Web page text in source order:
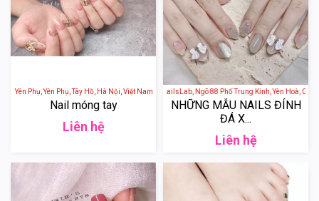
Phố Yên Phụ, Yên Phụ, Tây Hồ, Hà Nội, Việt Nam
Nail móng tay
Liên hệ
Diory NailsLab - Diory NailsLab, Ngõ 88 Phố Trung Kính, Yên Hoà, Cầu
NHỮNG MẪU NAILS ĐÍNH
ĐÁ X...
Liên hệ